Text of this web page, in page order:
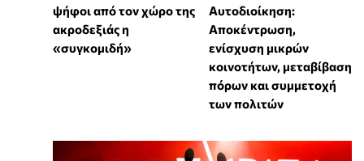
ψήφοι από τον χώρο της
ακροδεξιάς η
«συγκομιδή»
Αυτοδιοίκηση:
Αποκέντρωση,
ενίσχυση μικρών
κοινοτήτων, μεταβίβαση
πόρων και συμμετοχή
των πολιτών